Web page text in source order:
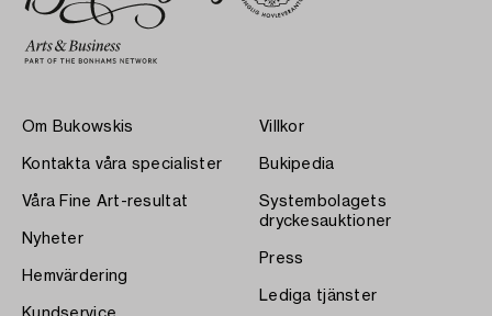
Om Bukowskis
Kontakta våra specialister
Våra Fine Art-resultat
Nyheter
Hemvärdering
Villkor
Bukipedia
Systembolagets
dryckesauktioner
Press
Lediga tjänster